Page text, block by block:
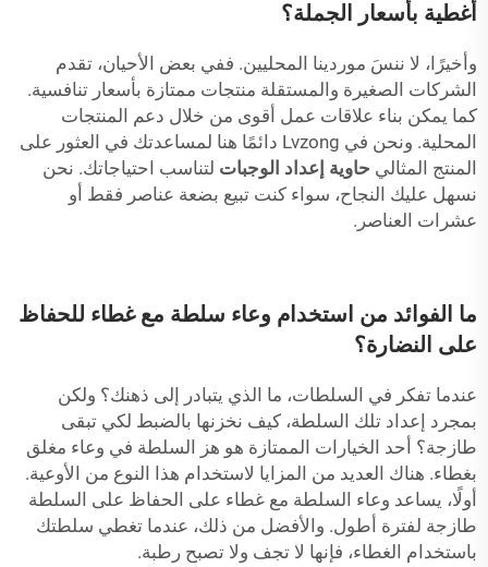
أغطية بأسعار الجملة؟
وأخيرًا، لا ننسَ موردينا المحليين. ففي بعض الأحيان، تقدم
الشركات الصغيرة والمستقلة منتجات ممتازة بأسعار تنافسية.
كما يمكن بناء علاقات عمل أقوى من خلال دعم المنتجات
المحلية. ونحن في Lvzong دائمًا هنا لمساعدتك في العثور على
المنتج المثالي حاوية إعداد الوجبات لتناسب احتياجاتك. نحن
نسهل عليك النجاح، سواء كنت تبيع بضعة عناصر فقط أو
عشرات العناصر.
ما الفوائد من استخدام وعاء سلطة مع غطاء للحفاظ
على النضارة؟
عندما تفكر في السلطات، ما الذي يتبادر إلى ذهنك؟ ولكن
بمجرد إعداد تلك السلطة، كيف نخزنها بالضبط لكي تبقى
طازجة؟ أحد الخيارات الممتازة هو هز السلطة في وعاء مغلق
بغطاء. هناك العديد من المزايا لاستخدام هذا النوع من الأوعية.
أولًا، يساعد وعاء السلطة مع غطاء على الحفاظ على السلطة
طازجة لفترة أطول. والأفضل من ذلك، عندما تغطي سلطتك
باستخدام الغطاء، فإنها لا تجف ولا تصبح رطبة.